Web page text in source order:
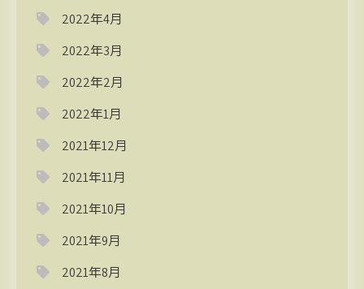
2022年4月
2022年3月
2022年2月
2022年1月
2021年12月
2021年11月
2021年10月
2021年9月
2021年8月